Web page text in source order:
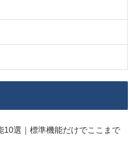
10選｜標準機能だけでここまで